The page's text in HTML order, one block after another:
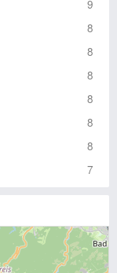
9
8
8
8
8
8
8
7